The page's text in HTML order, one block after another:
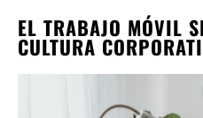
EL TRABAJO MÓVIL
CULTURA